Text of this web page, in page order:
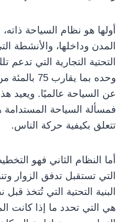
أولها هو نظام السياحة
المدن وداخلها، والأنشطة
التحتية التجارية التي تدعم
وحده بما
عن السياحة عالميًا. ويعيد
فمسألة السياحة
تتعلق بكيفية حركة الناس.
أما النظام الثاني فهو
التي تستقبل تدفق الزوار
البنية التحتية التي تُتخذ
هي التي تحدد ما إذا كانت